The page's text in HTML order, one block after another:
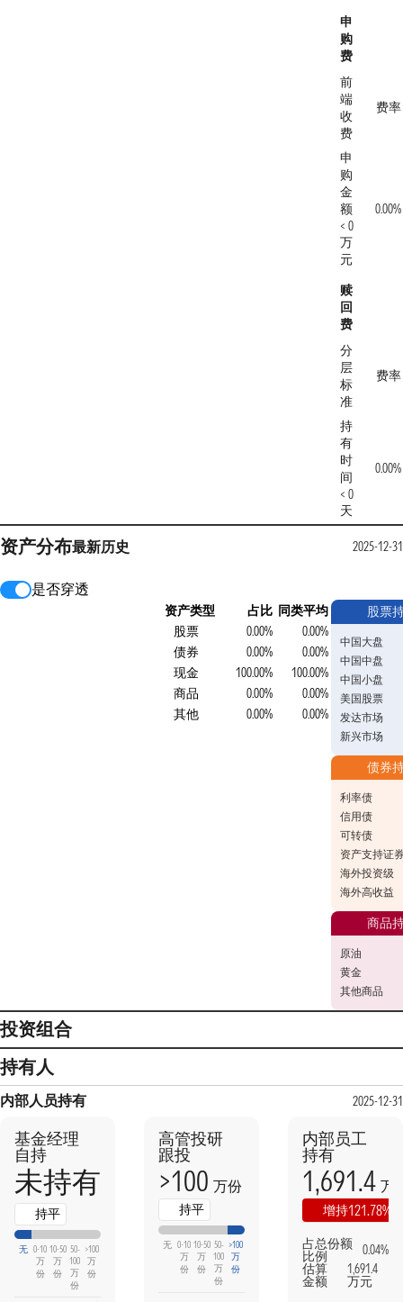
申
购
费
前
端
收
费
费率
申
购
金
额
< 0
万
元
0.00%
赎
回
费
分
层
标
准
费率
持
有
时
间
< 0
天
0.00%
资产分布最新历史 2025-12-31
是否穿透
资产类型 占比 同类平均
股票
0.00%
0.00%
债券
0.00%
0.00%
现金
100.00%
100.00%
商品
0.00%
0.00%
其他
0.00% 0.00%
股票
中国大盘
中国中盘
中国小盘
美国股票
发达市场
新兴市场
债券
利率债
信用债
可转债
资产支持证
海外投资级
海外高收益
商品
原油
黄金
其他商品
投资组合
持有人
内部人员持有 2025-12-31
基金经理
自持
未持有
持平
无 0-10
万
份
10-50
万
份
50-
100
万
份
>100
万
份
高管投研
跟投
>100 万份
持平
无 0-10
万
份
10-50
万
份
50-
100
万
份
>100
万
份
内部员工
持有
1,691.4 万
增持121.78%
占总份额
比例
0.04%
估算
金额
1,691.4
万元